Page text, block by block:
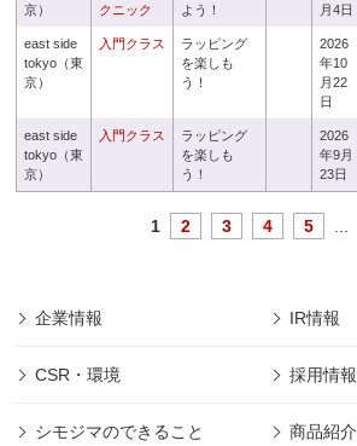
京）
クニック
よう！
月4日
east side
tokyo（東
京）
入門クラス
ラッピング
を楽しも
う！
2026
年10
月22
日
east side
tokyo（東
京）
入門クラス
ラッピング
を楽しも
う！
2026
年9月
23日
1 2 3 4 5
企業情報 IR情報
CSR・環境 採用情報
シモジマのできること 商品紹介